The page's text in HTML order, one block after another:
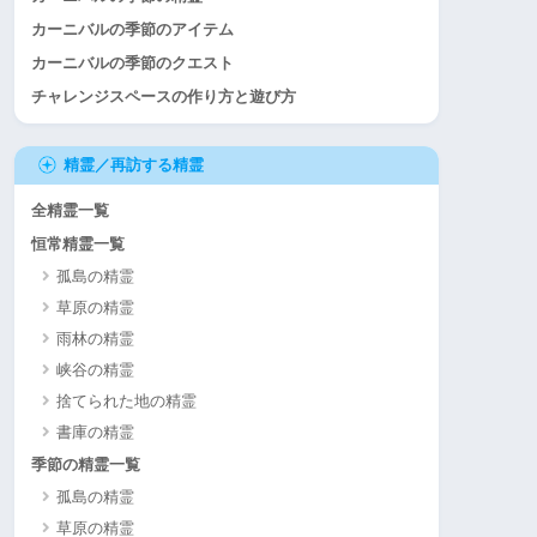
カーニバルの季節のアイテム
カーニバルの季節のクエスト
チャレンジスペースの作り方と遊び方
精霊／再訪する精霊
全精霊一覧
恒常精霊一覧
孤島の精霊
草原の精霊
雨林の精霊
峡谷の精霊
捨てられた地の精霊
書庫の精霊
季節の精霊一覧
孤島の精霊
草原の精霊